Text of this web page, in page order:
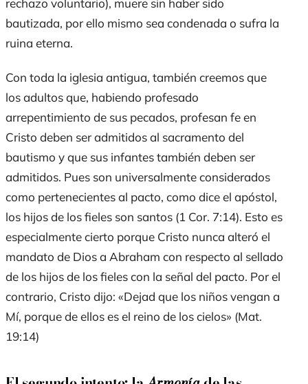
rechazo voluntario), muere sin haber sido
bautizada, por ello mismo sea condenada o sufra la
ruina eterna.
Con toda la iglesia antigua, también creemos que
los adultos que, habiendo profesado
arrepentimiento de sus pecados, profesan fe en
Cristo deben ser admitidos al sacramento del
bautismo y que sus infantes también deben ser
admitidos. Pues son universalmente considerados
como pertenecientes al pacto, como dice el apóstol,
los hijos de los fieles son santos (1 Cor. 7:14). Esto es
especialmente cierto porque Cristo nunca alteró el
mandato de Dios a Abraham con respecto al sellado
de los hijos de los fieles con la señal del pacto. Por el
contrario, Cristo dijo: «Dejad que los niños vengan a
Mí, porque de ellos es el reino de los cielos» (Mat.
19:14)